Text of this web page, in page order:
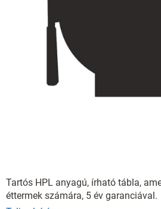
Tartós HPL anyagú, írható tábla,
éttermek számára, 5 év garanciával.